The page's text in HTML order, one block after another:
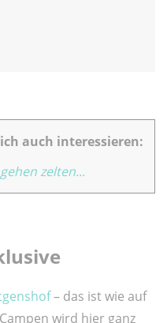
auch interessieren:
zelten...
– das ist wie auf
wird hier ganz